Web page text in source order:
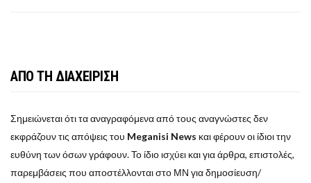
ΑΠΟ ΤΗ ΔΙΑΧΕΙΡΙΣΗ
Σημειώνεται ότι τα αναγραφόμενα από τους αναγνώστες δεν
εκφράζουν τις απόψεις του Meganisi News και φέρουν οι ίδιοι την
ευθύνη των όσων γράφουν. Το ίδιο ισχύει και για άρθρα, επιστολές,
παρεμβάσεις που αποστέλλονται στο ΜΝ για δημοσίευση/